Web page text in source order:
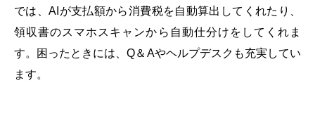
では、AI が支払額から消費税を自動算出してくれたり、
領収書のスマホスキャンから自動仕分けをしてくれま
す。困ったときには、Q＆ Aやヘルプデスクも充実してい
ます。